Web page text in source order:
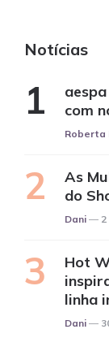
Notícias
com
Posted
Roberta
As
do
Posted
Dani
Hot
linha
Posted
Dani